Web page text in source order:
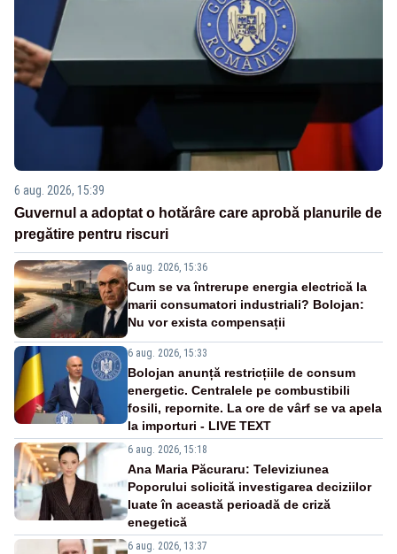
6 aug. 2026, 15:39
Guvernul a adoptat o hotărâre care aprobă planurile de
pregătire pentru riscuri
6 aug. 2026, 15:36
Cum se va întrerupe energia electrică la
marii consumatori industriali? Bolojan:
Nu vor exista compensații
6 aug. 2026, 15:33
Bolojan anunță restricțiile de consum
energetic. Centralele pe combustibili
fosili, repornite. La ore de vârf se va apela
la importuri - LIVE TEXT
6 aug. 2026, 15:18
Ana Maria Păcuraru: Televiziunea
Poporului solicită investigarea deciziilor
luate în această perioadă de criză
enegetică
6 aug. 2026, 13:37